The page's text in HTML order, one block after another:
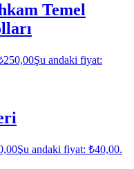
Temel
250,00Şu andaki fiyat:
Şu andaki fiyat: ₺40,00.